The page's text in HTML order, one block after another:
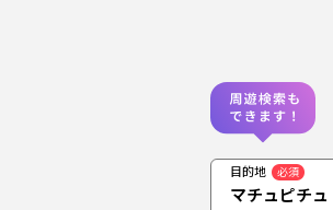
目的地 必須
マチュピチュ